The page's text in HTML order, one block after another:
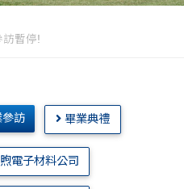
暫停!
訪 畢業典禮
電子材料公司